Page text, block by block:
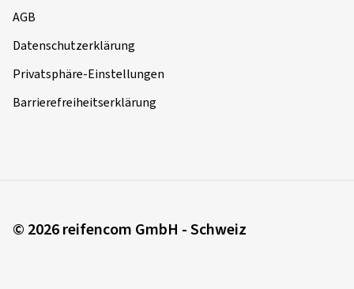
AGB
Datenschutzerklärung
Privatsphäre-Einstellungen
Barrierefreiheitserklärung
© 2026 reifencom GmbH - Schweiz